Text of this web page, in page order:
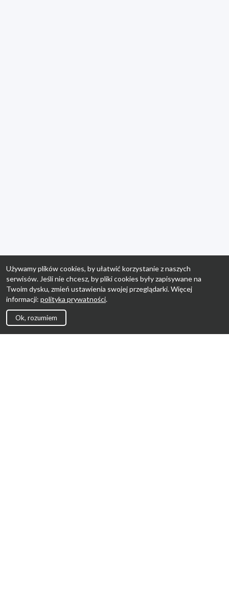
Używamy plików cookies, by ułatwić korzystanie z naszych
serwisów. Jeśli nie chcesz, by pliki cookies były zapisywane na
Twoim dysku, zmień ustawienia swojej przeglądarki. Więcej
informacji: polityka prywatności.
Ok, rozumiem